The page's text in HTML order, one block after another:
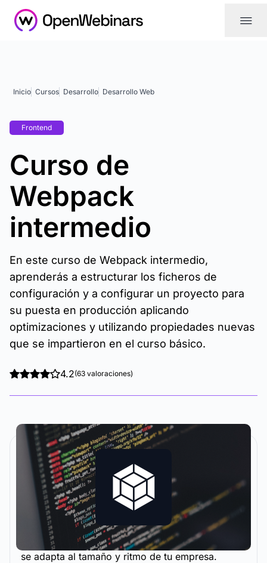
|||
Inicio Cursos Desarrollo Desarrollo Web
Frontend
Curso de
Webpack
intermedio
En este curso de Webpack intermedio,
aprenderás a estructurar los ficheros de
configuración y a configurar un proyecto para
su puesta en producción aplicando
optimizaciones y utilizando propiedades nuevas
que se impartieron en el curso básico.
4.2(63 valoraciones)
La metodología y plataforma de formación que
se adapta al tamaño y ritmo de tu empresa.